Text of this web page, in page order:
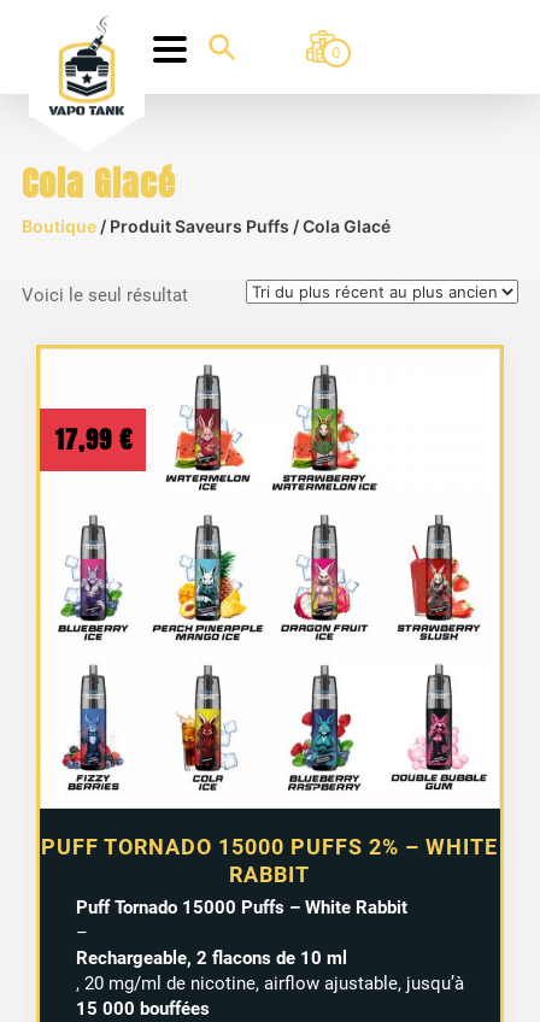
0
Cola Glacé
Boutique/ Produit Saveurs Puffs / Cola Glacé
Voici le seul résultat
PUFF TORNADO 15000 PUFFS 2% – WHITE
RABBIT
17,99 €
Puff Tornado 15000 Puffs – White Rabbit
–
Rechargeable, 2 flacons de 10 ml
, 20 mg/ml de nicotine, airflow ajustable, jusqu’à
15 000 bouffées